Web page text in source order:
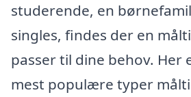
studerende, en
singles, findes der en
passer til dine behov. Her
mest populære typer